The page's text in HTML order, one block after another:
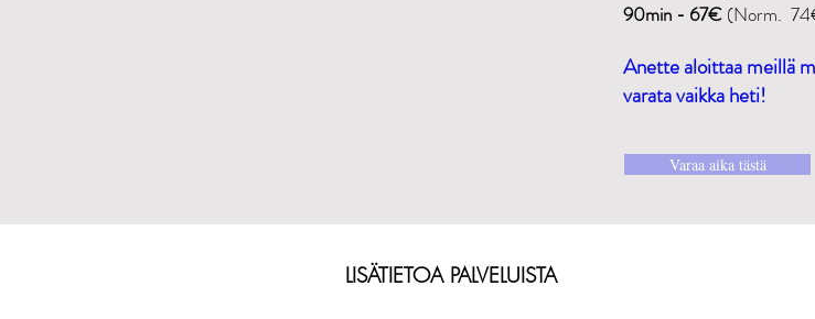
90min - 67€ (Norm.
Anette aloittaa meillä
varata vaikka heti!
Varaa aika tästä
LISÄTIETOA PALVELUISTA